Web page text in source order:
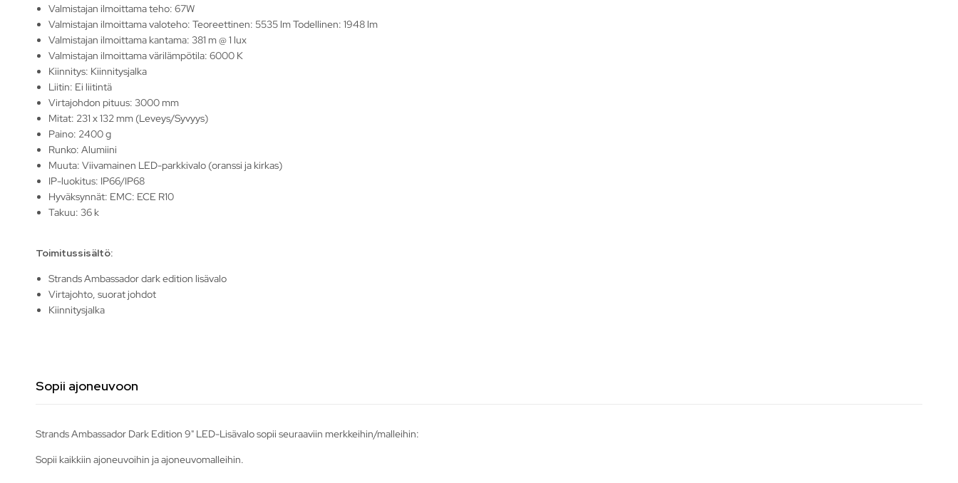
Valmistajan ilmoittama teho: 67W
Valmistajan ilmoittama valoteho: Teoreettinen: 5535 lm Todellinen: 1948 lm
Valmistajan ilmoittama kantama: 381 m @ 1 lux
Valmistajan ilmoittama värilämpötila: 6000 K
Kiinnitys: Kiinnitysjalka
Liitin: Ei liitintä
Virtajohdon pituus: 3000 mm
Mitat: 231 x 132 mm (Leveys/Syvyys)
Paino: 2400 g
Runko: Alumiini
Muuta: Viivamainen LED-parkkivalo (oranssi ja kirkas)
IP-luokitus: IP66/IP68
Hyväksynnät: EMC: ECE R10
Takuu: 36 k
Toimitussisältö:
Strands Ambassador dark edition lisävalo
Virtajohto, suorat johdot
Kiinnitysjalka
Sopii ajoneuvoon
Strands Ambassador Dark Edition 9" LED-Lisävalo sopii seuraaviin merkkeihin/malleihin:
Sopii kaikkiin ajoneuvoihin ja ajoneuvomalleihin.